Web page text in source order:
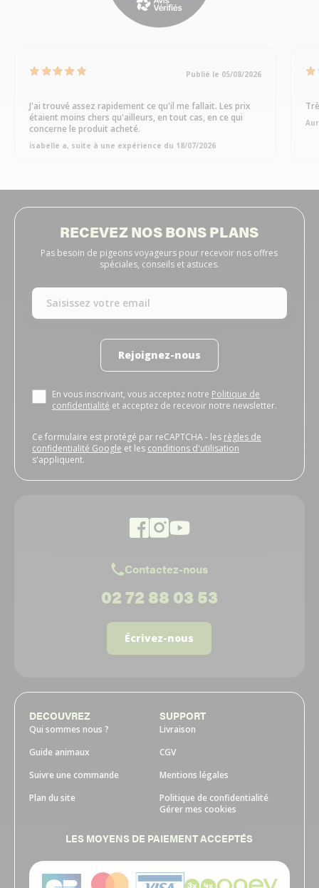
Publié le 05/08/2026
J'ai trouvé assez rapidement ce qu'il me fallait. Les prix
étaient moins chers qu'ailleurs, en tout cas, en ce qui
concerne le produit acheté.
isabelle a, suite à une expérience du 18/07/2026
RECEVEZ NOS BONS PLANS
Pas besoin de pigeons voyageurs pour recevoir nos offres
spéciales, conseils et astuces.
Rejoignez-nous
En vous inscrivant, vous acceptez notre Politique de
confidentialité et acceptez de recevoir notre newsletter.
Ce formulaire est protégé par reCAPTCHA - les règles de
confidentialité Google et les conditions d'utilisation
s'appliquent.
Contactez-nous
02 72 88 03 53
Écrivez-nous
DECOUVREZ
Qui sommes nous ?
Guide animaux
Suivre une commande
Plan du site
SUPPORT
Livraison
CGV
Mentions légales
Politique de confidentialité
Gérer mes cookies
LES MOYENS DE PAIEMENT ACCEPTÉS